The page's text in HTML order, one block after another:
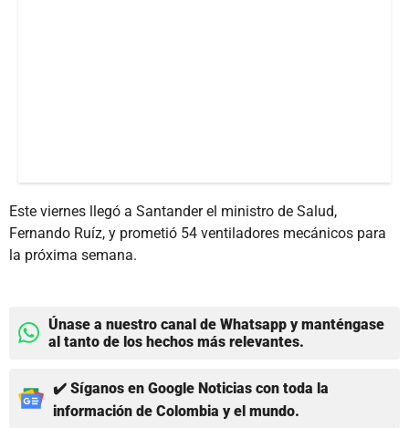
Este viernes llegó a Santander el ministro de Salud,
Fernando Ruíz, y prometió 54 ventiladores mecánicos para
la próxima semana.
Únase a nuestro canal de Whatsapp y manténgase
al tanto de los hechos más relevantes.
✔️ Síganos en Google Noticias con toda la
información de Colombia y el mundo.